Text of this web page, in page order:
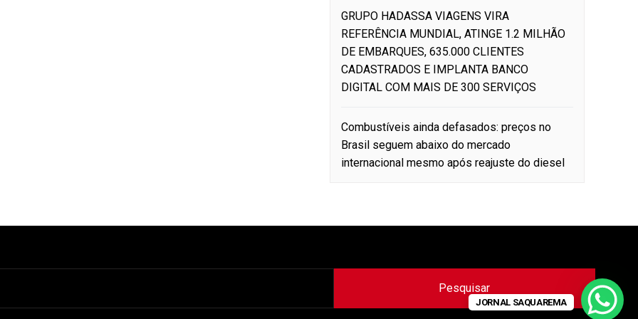
GRUPO HADASSA VIAGENS VIRA
REFERÊNCIA MUNDIAL, ATINGE 1.2 MILHÃO
DE EMBARQUES, 635.000 CLIENTES
CADASTRADOS E IMPLANTA BANCO
DIGITAL COM MAIS DE 300 SERVIÇOS
Combustíveis ainda defasados: preços no
Brasil seguem abaixo do mercado
internacional mesmo após reajuste do diesel
JORNAL SAQUAREMA